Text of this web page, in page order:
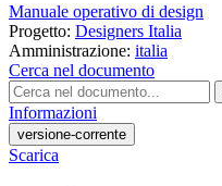
Manuale operativo di design
Progetto: Designers Italia
Amministrazione: italia
Cerca nel documento
Informazioni
versione-corrente
Scarica